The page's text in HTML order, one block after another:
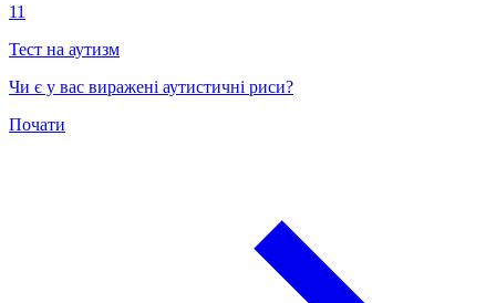
11
Тест на аутизм
Чи є у вас виражені аутистичні риси?
Почати